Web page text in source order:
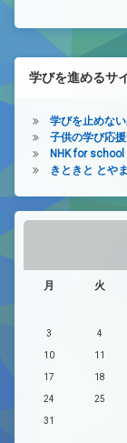
学びを進めるサ
学びを止めな
子供の学び応
NHK for school
きときと とや
月 火
3 4
10 11
17 18
24 25
31